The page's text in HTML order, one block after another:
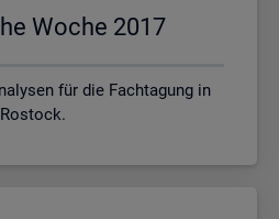
Woche 2017
für die Fachtagung in
Rostock.